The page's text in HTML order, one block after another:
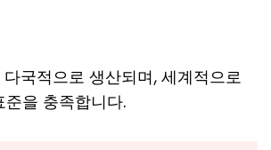
다국적으로 생산되며, 세계적으로
준을 충족합니다.